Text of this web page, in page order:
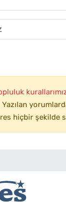
iş gücüne
hem sosyal
hiçbir şekilde